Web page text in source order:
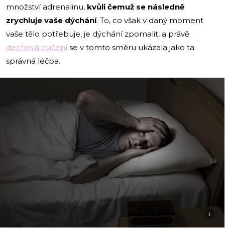
množství adrenalinu, kvůli čemuž se následně
zrychluje vaše dýchání. To, co však v daný moment
vaše tělo potřebuje, je dýchání zpomalit, a právě
dechová cvičeníse v tomto směru ukázala jako ta
správná léčba.
i